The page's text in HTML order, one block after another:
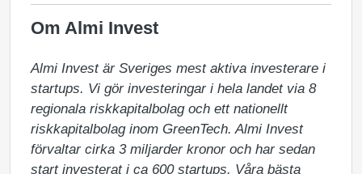
Om Almi Invest
Almi Invest är Sveriges mest aktiva investerare i
startups. Vi gör investeringar i hela landet via 8
regionala riskkapitalbolag och ett nationellt
riskkapitalbolag inom GreenTech. Almi Invest
förvaltar cirka 3 miljarder kronor och har sedan
start investerat i ca 600 startups. Våra bästa